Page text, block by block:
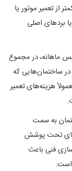
از تعمیر موتور یا
بردهای اصلی
ماهانه، در مجموع
ساختمان‌هایی که
هزینه‌های تعمیر
به سمت
تحت پوشش
فنی باعث
است.